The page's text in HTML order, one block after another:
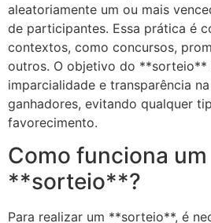
aleatoriamente um ou mais
de participantes. Essa prática é
contextos, como concursos,
outros. O objetivo do **sorteio**
imparcialidade e transparência
ganhadores, evitando qualquer
favorecimento.
Como funciona um
**sorteio**?
Para realizar um **sorteio**, é